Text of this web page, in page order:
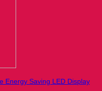
Energy Saving LED Display